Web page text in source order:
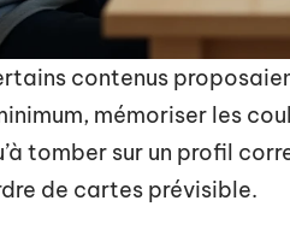
contenus
mémoriser les
tomber sur un profil
de cartes prévisible.